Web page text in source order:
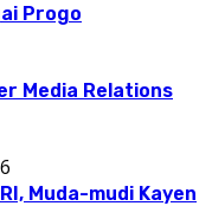
Progo
Media Relations
Muda-mudi Kayen